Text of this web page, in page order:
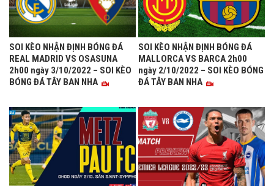
SOI KÈO NHẬN ĐỊNH BÓNG ĐÁ
REAL MADRID VS OSASUNA
2h00 ngày 3/10/2022 – SOI KÈO
BÓNG ĐÁ TÂY BAN NHA
SOI KÈO NHẬN ĐỊNH BÓNG ĐÁ
MALLORCA VS BARCA 2h00
ngày 2/10/2022 – SOI KÈO BÓNG
ĐÁ TÂY BAN NHA